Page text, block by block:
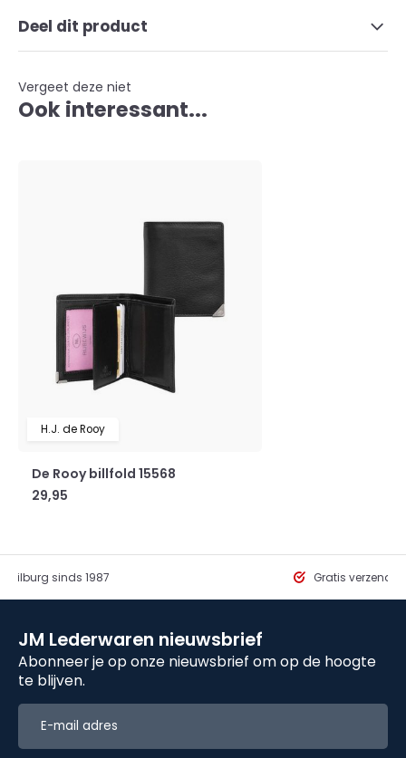
Deel dit product
Vergeet deze niet
Ook interessant...
H.J. de Rooy
De Rooy billfold 15568
29,95
Tilburg sinds 1987 Gratis
JM Lederwaren nieuwsbrief
Abonneer je op onze nieuwsbrief om op de hoogte
te blijven.